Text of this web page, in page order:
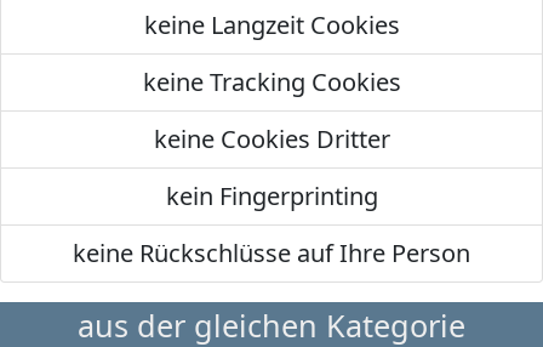
keine Langzeit Cookies
keine Tracking Cookies
keine Cookies Dritter
kein Fingerprinting
keine Rückschlüsse auf Ihre Person
aus der gleichen Kategorie